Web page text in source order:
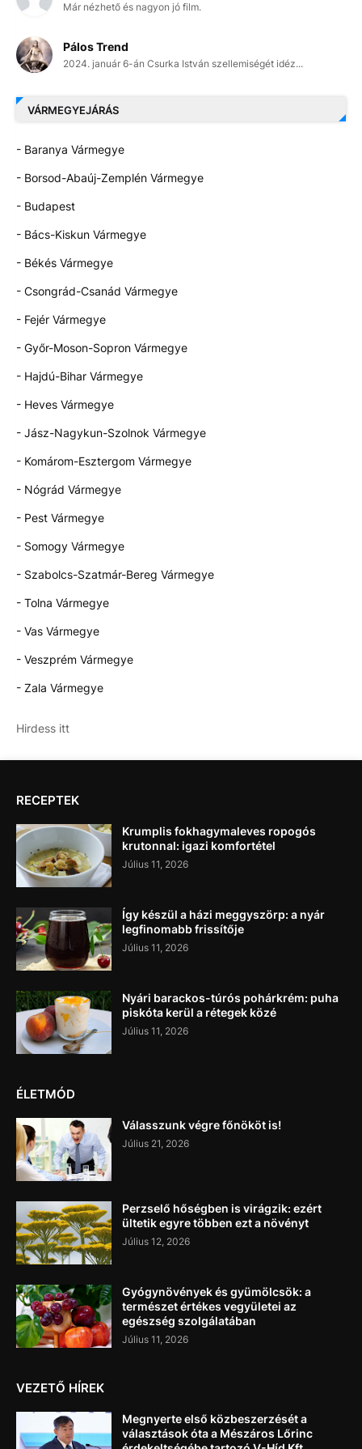
Már nézhető és nagyon jó film.
Pálos Trend
2024. január 6-án Csurka István szellemiségét idéz...
VÁRMEGYEJÁRÁS
- Baranya Vármegye
- Borsod-Abaúj-Zemplén Vármegye
- Budapest
- Bács-Kiskun Vármegye
- Békés Vármegye
- Csongrád-Csanád Vármegye
- Fejér Vármegye
- Győr-Moson-Sopron Vármegye
- Hajdú-Bihar Vármegye
- Heves Vármegye
- Jász-Nagykun-Szolnok Vármegye
- Komárom-Esztergom Vármegye
- Nógrád Vármegye
- Pest Vármegye
- Somogy Vármegye
- Szabolcs-Szatmár-Bereg Vármegye
- Tolna Vármegye
- Vas Vármegye
- Veszprém Vármegye
- Zala Vármegye
Hirdess itt
RECEPTEK
Krumplis fokhagymaleves ropogós
krutonnal: igazi komfortétel
Július 11, 2026
Így készül a házi meggyszörp: a nyár
legfinomabb frissítője
Július 11, 2026
Nyári barackos-túrós pohárkrém: puha
piskóta kerül a rétegek közé
Július 11, 2026
ÉLETMÓD
Válasszunk végre főnököt is!
Július 21, 2026
Perzselő hőségben is virágzik: ezért
ültetik egyre többen ezt a növényt
Július 12, 2026
Gyógynövények és gyümölcsök: a
természet értékes vegyületei az
egészség szolgálatában
Július 11, 2026
VEZETŐ HÍREK
Megnyerte első közbeszerzését a
választások óta a Mészáros Lőrinc